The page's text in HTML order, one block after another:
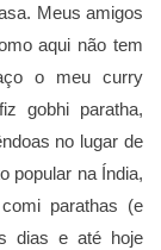
Meus amigos
aqui não tem
o meu curry
gobhi paratha,
no lugar de
popular na Índia,
parathas (e
dias e até hoje